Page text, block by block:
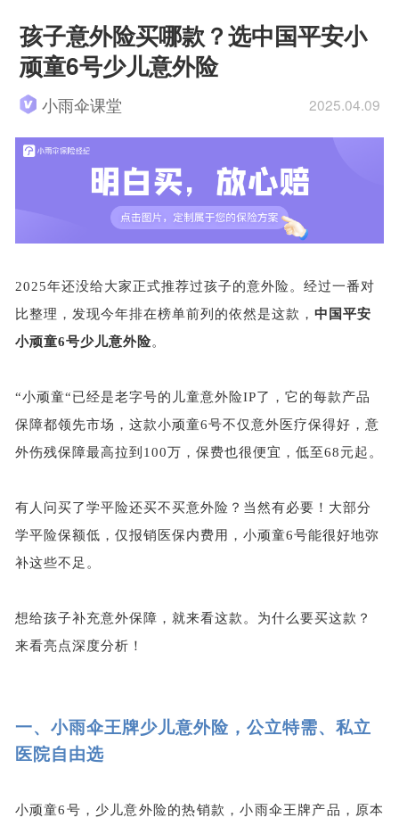
孩子意外险买哪款？选中国平安小
顽童6号少儿意外险
小雨伞课堂 2025.04.09
2025年还没给大家正式推荐过孩子的意外险。经过一番对
比整理，发现今年排在榜单前列的依然是这款， 中国平安
小顽童6号少儿意外险。
“小顽童“已经是老字号的儿童意外险IP了，它的每款产品
保障都领先市场，这款小顽童6号不仅意外医疗保得好，意
外伤残保障最高拉到100万，保费也很便宜，低至68元起。
有人问买了学平险还买不买意外险？当然有必要！大部分
学平险保额低，仅报销医保内费用，小顽童6号能很好地弥
补这些不足。
想给孩子补充意外保障，就来看这款。为什么要买这款？
来看亮点深度分析！
一、 小雨伞王牌少儿意外险，公立特需、私立
医院自由选
小顽童6号，少儿意外险的热销款，小雨伞王牌产品，原本